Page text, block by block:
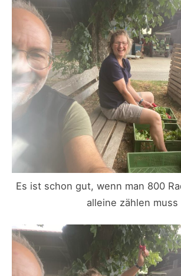
Es ist schon gut, wenn man 800
alleine zählen muss